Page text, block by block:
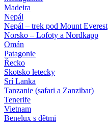
Madeira
Nepál
Nepál – trek pod Mount Everest
Norsko – Lofoty a Nordkapp
Omán
Patagonie
Řecko
Skotsko letecky
Srí Lanka
Tanzanie (safari a Zanzibar)
Tenerife
Vietnam
Benelux s dětmi